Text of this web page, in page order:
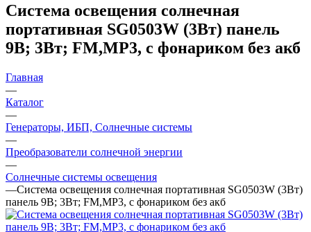
Система освещения солнечная
портативная SG0503W (3Вт) панель
9В; 3Вт; FM,MP3, с фонариком без акб
Главная
—
Каталог
—
Генераторы, ИБП, Солнечные системы
—
Преобразователи солнечной энергии
—
Солнечные системы освещения
—Система освещения солнечная портативная SG0503W (3Вт)
панель 9В; 3Вт; FM,MP3, с фонариком без акб